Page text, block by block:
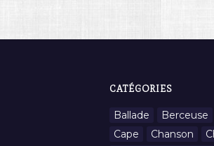
CATÉGORIES
Ballade Berceuse
Cape
Chanson